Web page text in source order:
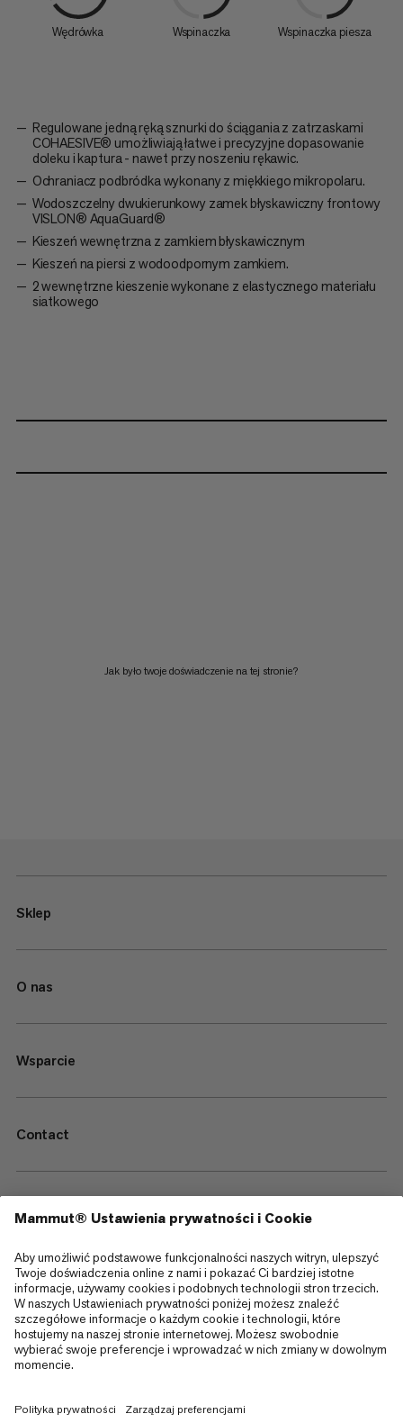
Wędrówka Wspinaczka Wspinaczka piesza
Regulowane jedną ręką sznurki do ściągania z zatrzaskami
COHAESIVE® umożliwiają łatwe i precyzyjne dopasowanie
doleku i kaptura - nawet przy noszeniu rękawic.
Ochraniacz podbródka wykonany z miękkiego mikropolaru.
Wodoszczelny dwukierunkowy zamek błyskawiczny frontowy
VISLON® AquaGuard®
Kieszeń wewnętrzna z zamkiem błyskawicznym
Kieszeń na piersi z wodoodpornym zamkiem.
2 wewnętrzne kieszenie wykonane z elastycznego materiału
siatkowego
Jak było twoje doświadczenie na tej stronie?
Sklep
O nas
Wsparcie
Contact
—
Sitemap
Cookies
Informacja prawna